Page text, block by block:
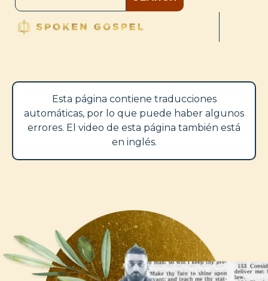
Esta página contiene traducciones
automáticas, por lo que puede haber algunos
errores. El video de esta página también está
en inglés.